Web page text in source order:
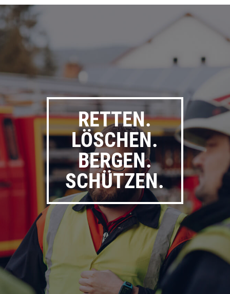
RETTEN.
LÖSCHEN.
BERGEN.
SCHÜTZEN.